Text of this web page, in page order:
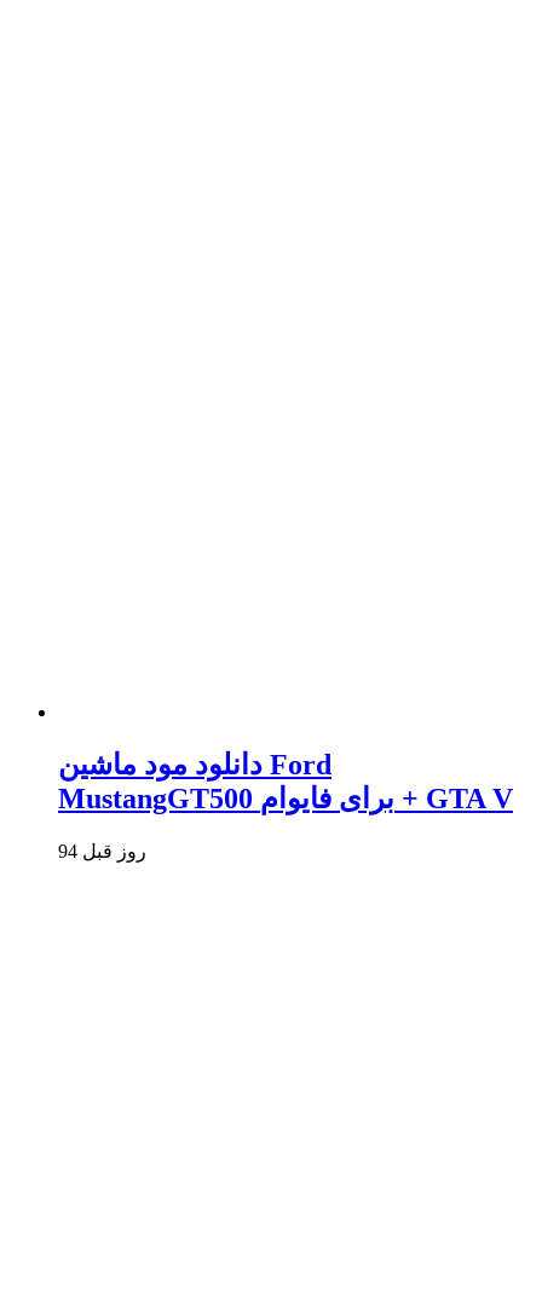
دانلود مود ماشین Ford
MustangGT500 برای فایوام + GTA V
94 روز قبل